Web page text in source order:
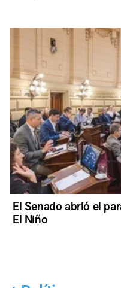
El Senado abrió el
El Niño